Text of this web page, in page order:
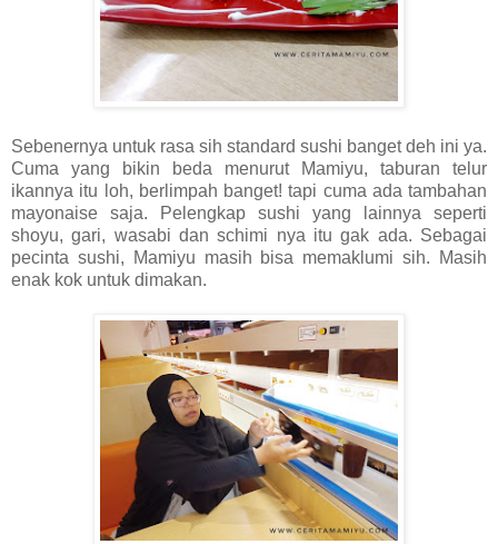
Sebenernya untuk rasa sih standard sushi banget deh ini ya.
Cuma yang bikin beda menurut Mamiyu, taburan telur
ikannya itu loh, berlimpah banget! tapi cuma ada tambahan
mayonaise saja. Pelengkap sushi yang lainnya seperti
shoyu, gari, wasabi dan schimi nya itu gak ada. Sebagai
pecinta sushi, Mamiyu masih bisa memaklumi sih. Masih
enak kok untuk dimakan.